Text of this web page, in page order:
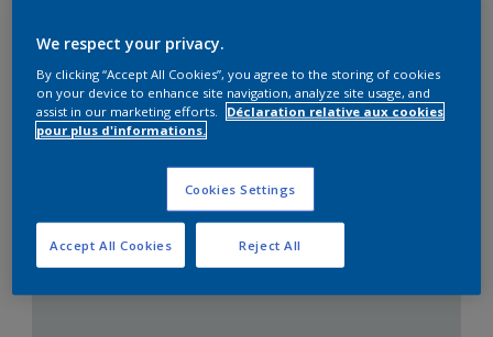
Suggestions d'Harmonies
We respect your privacy.
By clicking “Accept All Cookies”, you agree to the storing of cookies
on your device to enhance site navigation, analyze site usage, and
assist in our marketing efforts.
Déclaration relative aux cookies
pour plus d'informations.
Cookies Settings
Reject All
Accept All Cookies